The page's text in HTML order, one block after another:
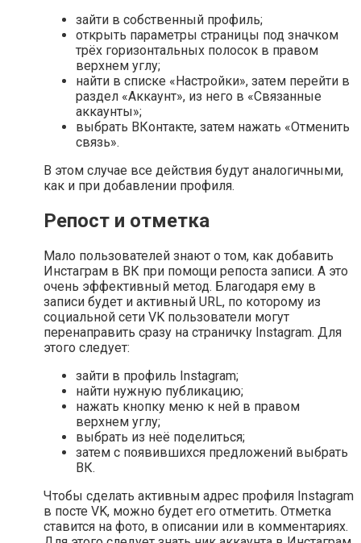
зайти в собственный профиль;
открыть параметры страницы под значком
трёх горизонтальных полосок в правом
верхнем углу;
найти в списке «Настройки», затем перейти в
раздел «Аккаунт», из него в «Связанные
аккаунты»;
выбрать ВКонтакте, затем нажать «Отменить
связь».
В этом случае все действия будут аналогичными,
как и при добавлении профиля.
Репост и отметка
Мало пользователей знают о том, как добавить
Инстаграм в ВК при помощи репоста записи. А это
очень эффективный метод. Благодаря ему в
записи будет и активный URL, по которому из
социальной сети VK пользователи могут
перенаправить сразу на страничку Instagram. Для
этого следует:
зайти в профиль Instagram;
найти нужную публикацию;
нажать кнопку меню к ней в правом
верхнем углу;
выбрать из неё поделиться;
затем с появившихся предложений выбрать
ВК.
Чтобы сделать активным адрес профиля Instagram
в посте VK, можно будет его отметить. Отметка
ставится на фото, в описании или в комментариях.